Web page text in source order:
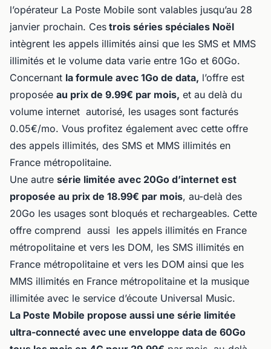
l’opérateur La Poste Mobile sont valables jusqu’au 28
janvier prochain. Ces trois séries spéciales Noël
intègrent les appels illimités ainsi que les SMS et MMS
illimités et le volume data varie entre 1Go et 60Go.
Concernant la formule avec 1Go de data, l’offre est
proposée au prix de 9.99€ par mois, et au delà du
volume internet autorisé, les usages sont facturés
0.05€/mo. Vous profitez également avec cette offre
des appels illimités, des SMS et MMS illimités en
France métropolitaine.
Une autre série limitée avec 20Go d’internet est
proposée au prix de 18.99€ par mois, au-delà des
20Go les usages sont bloqués et rechargeables. Cette
offre comprend aussi les appels illimités en France
métropolitaine et vers les DOM, les SMS illimités en
France métropolitaine et vers les DOM ainsi que les
MMS illimités en France métropolitaine et la musique
illimitée avec le service d’écoute Universal Music.
La Poste Mobile propose aussi une série limitée
ultra-connecté avec une enveloppe data de 60Go